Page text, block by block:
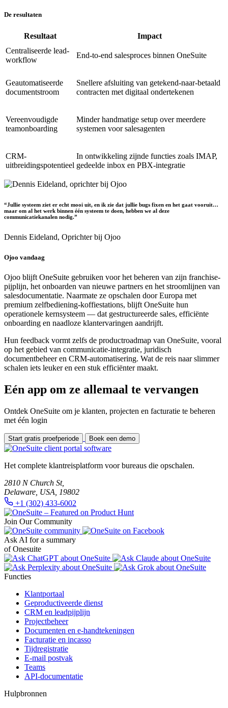
De resultaten
Resultaat
Impact
Centraliseerde lead-
workflow
End-to-end salesproces binnen OneSuite
Geautomatiseerde
documentstroom
Snellere afsluiting van getekend-naar-betaald
contracten met digitaal ondertekenen
Vereenvoudigde
teamonboarding
Minder handmatige setup over meerdere
systemen voor salesagenten
CRM-
uitbreidingspotentieel
In ontwikkeling zijnde functies zoals IMAP,
gedeelde inbox en PBX-integratie
“Jullie systeem ziet er echt mooi uit, en ik zie dat jullie bugs fixen en het gaat vooruit…
maar om al het werk binnen één systeem te doen, hebben we al deze
communicatiekanalen nodig.”
Dennis Eideland, Oprichter bij Ojoo
Ojoo vandaag
Ojoo blijft OneSuite gebruiken voor het beheren van zijn franchise-
pijplijn, het onboarden van nieuwe partners en het stroomlijnen van
salesdocumentatie. Naarmate ze opschalen door Europa met
premium zelfbediening-koffiestations, blijft OneSuite hun
operationele kernsysteem — dat gestructureerde sales, efficiënte
onboarding en naadloze klantervaringen aandrijft.
Hun feedback vormt zelfs de productroadmap van OneSuite, vooral
op het gebied van communicatie-integratie, juridisch
documentbeheer en CRM-automatisering. Wat de reis naar slimmer
schalen iets leuker en een stuk efficiënter maakt.
Eén app om ze allemaal te vervangen
Ontdek OneSuite om je klanten, projecten en facturatie te beheren
met één login
Start gratis proefperiode Boek een demo
Het complete klantreisplatform voor bureaus die opschalen.
2810 N Church St,
Delaware, USA, 19802
+1 (302) 433-6002
Join Our Community
Ask AI for a summary
of Onesuite
Functies
Klantportaal
Geproductiveerde dienst
CRM en leadpijplijn
Projectbeheer
Documenten en e-handtekeningen
Facturatie en incasso
Tijdregistratie
E-mail postvak
Teams
API-documentatie
Hulpbronnen